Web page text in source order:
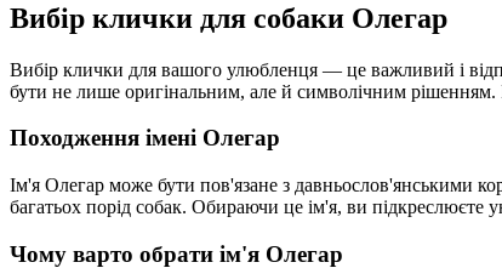
Вибір клички для собаки Олегар
Вибір клички для вашого улюбленця — це важливий і
бути не лише оригінальним, але й символічним рішенням.
Походження імені Олегар
Ім'я Олегар може бути пов'язане з давньослов'янськими
багатьох порід собак. Обираючи це ім'я, ви підкреслюєте
Чому варто обрати ім'я Олегар